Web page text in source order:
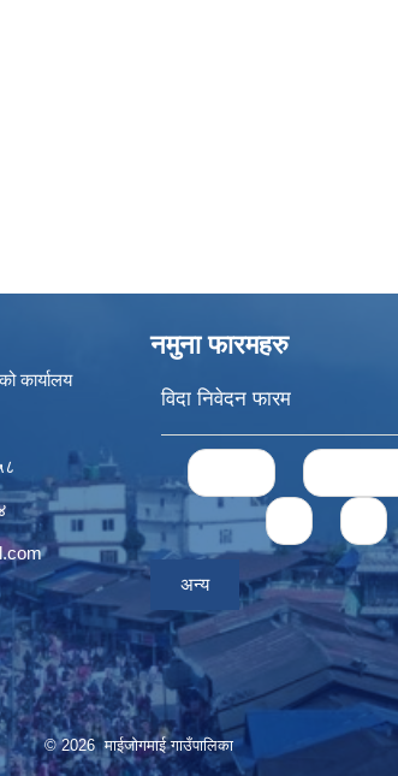
कार्यालय
नमुना फारमहरु
विदा निवेदन फारम
Pages
अन्य
© 2026 माईजोगमाई गाउँपालिका